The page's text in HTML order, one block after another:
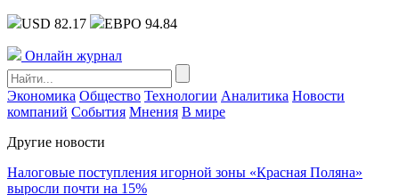
USD 82.17 ЕВРО 94.84
Онлайн журнал
Экономика Общество Технологии Аналитика Новости
компаний События Мнения В мире
Другие новости
Налоговые поступления игорной зоны «Красная Поляна»
выросли почти на 15%